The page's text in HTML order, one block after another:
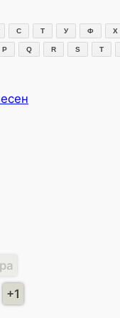
С Т У Ф Х
P Q R S T
+1